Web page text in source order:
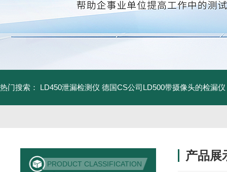
热门搜索： LD450泄漏检测仪 德国CS公司LD500带摄像头的检漏仪
PRODUCT CLASSIFICATION
产品展